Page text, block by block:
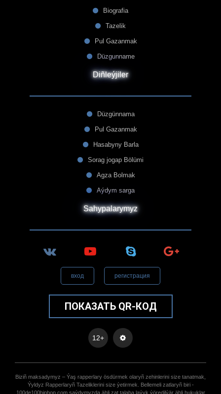
Biografia
Tazelik
Pul Gazanmak
Düzgunname
Diñleýjiler
Düzgünnama
Pul Gazanmak
Hasabyny Barla
Sorag jogap Bölümi
Agza Bolmak
Aýdym sarga
Sahypalarymyz
вход регистрация
ПОКАЗАТЬ QR-КОД
12+
Biziñ maksadymyz – Ýaş rapperlary ösdürmek olaryñ zehinlerini size tanatmak,
Ýyldyz Rapperlaryñ Tazeliklerini size ýetirmek. Bellemeli zatlaryñ biri -
100de100hiphop.com saýdymyzda ähli zat talaba laýyk ýöredilýär ähli hukuklar